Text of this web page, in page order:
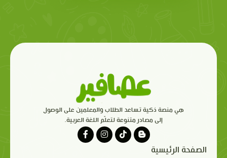
هي منصة ذكية تساعد الطلاب والمعلمين على الوصول
إلى مصادر متنوعة لتعلّم اللغة العربية.
الصفحة الرئيسية